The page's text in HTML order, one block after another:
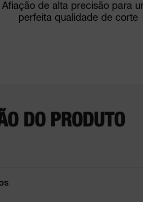
Afiação de alta precisão para
perfeita qualidade de corte
DO PRODUTO